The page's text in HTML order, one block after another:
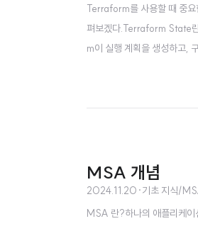
Terraform를 사용할 때 중
펴보겠다.Terraform State
m이 실행 계획을 생성하고,
MSA 개념
2024.11.20 ·기초 지식/
MSA 란?하나의 애플리케이